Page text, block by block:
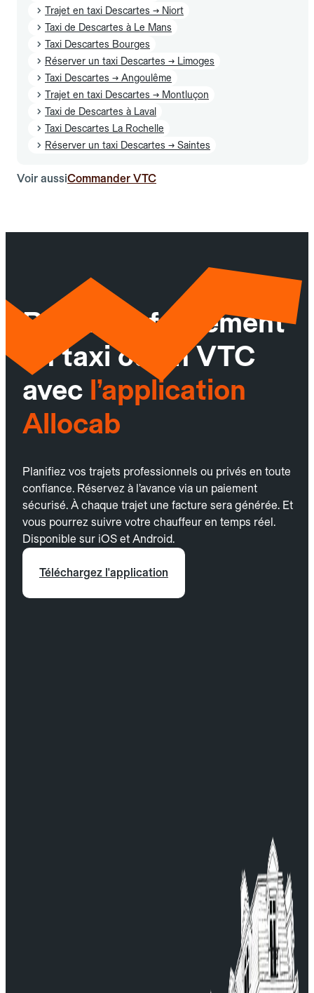
Trajet en taxi Descartes → Niort
Taxi de Descartes à Le Mans
Taxi Descartes Bourges
Réserver un taxi Descartes → Limoges
Taxi Descartes → Angoulême
Trajet en taxi Descartes → Montluçon
Taxi de Descartes à Laval
Taxi Descartes La Rochelle
Réserver un taxi Descartes → Saintes
Voir aussiCommander VTC
Réservez facilement
un taxi ou un VTC
avec l’application
Allocab
Planifiez vos trajets professionnels ou privés en toute
confiance. Réservez à l’avance via un paiement
sécurisé. À chaque trajet une facture sera générée. Et
vous pourrez suivre votre chauffeur en temps réel.
Disponible sur iOS et Android.
Téléchargez l'application